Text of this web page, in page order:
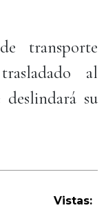
transporte
al
su
Vistas: